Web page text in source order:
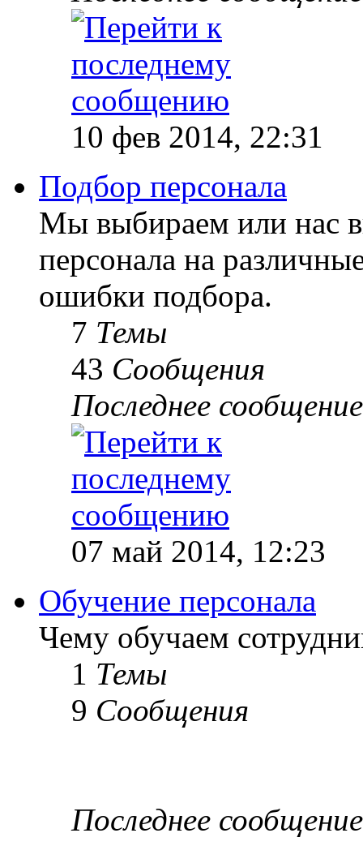
10 фев 2014, 22:31
Подбор персонала
Мы выбираем или нас
персонала на
ошибки подбора.
7 Темы
43 Сообщения
Последнее сообщение
07 май 2014, 12:23
Обучение персонала
Чему обучаем
1 Темы
9 Сообщения
Последнее сообщение